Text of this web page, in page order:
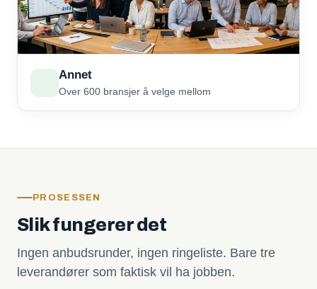
Annet
Over 600 bransjer å velge mellom
PROSESSEN
Slik fungerer det
Ingen anbudsrunder, ingen ringeliste. Bare tre
leverandører som faktisk vil ha jobben.